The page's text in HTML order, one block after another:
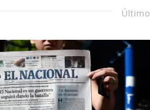
Último